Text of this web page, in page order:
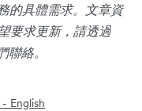
的具體需求。文章資
要求更新，請透過
聯絡。
English